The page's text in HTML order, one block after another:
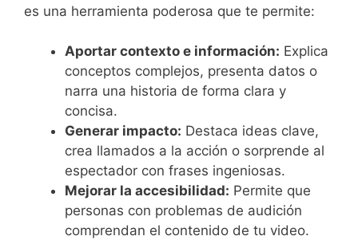
es una herramienta poderosa que te permite:
Aportar contexto e información: Explica
conceptos complejos, presenta datos o
narra una historia de forma clara y
concisa.
Generar impacto: Destaca ideas clave,
crea llamados a la acción o sorprende al
espectador con frases ingeniosas.
Mejorar la accesibilidad: Permite que
personas con problemas de audición
comprendan el contenido de tu video.